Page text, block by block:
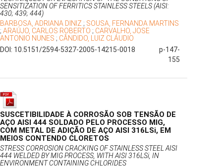
SENSITIZATION OF FERRITICS STAINLESS STEELS (AISI:
430; 439; 444)
BARBOSA, ADRIANA DINIZ ; SOUSA, FERNANDA MARTINS
; ARAÚJO, CARLOS ROBERTO ; CARVALHO, JOSE
ANTONIO NUNES ; CÂNDIDO, LUIZ CLÁUDIO
DOI: 10.5151/2594-5327-2005-14215-0018
p-147-
155
SUSCETIBILIDADE À CORROSÃO SOB TENSÃO DE
AÇO AISI 444 SOLDADO PELO PROCESSO MIG,
COM METAL DE ADIÇÃO DE AÇO AISI 316LSi, EM
MEIOS CONTENDO CLORETOS
STRESS CORROSION CRACKING OF STAINLESS STEEL AISI
444 WELDED BY MIG PROCESS, WITH AISI 316LSi, IN
ENVIRONMENT CONTAINING CHLORIDES